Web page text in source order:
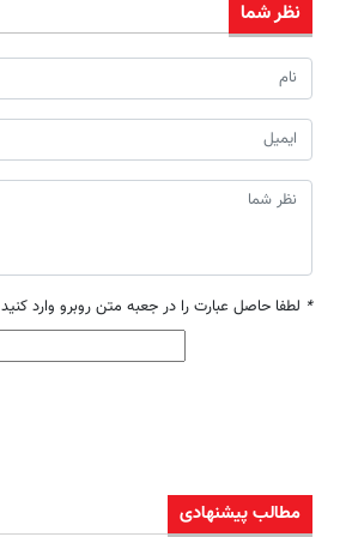
نظر شما
* لطفا حاصل عبارت را در جعبه متن روبرو وارد کنید
مطالب پیشنهادی